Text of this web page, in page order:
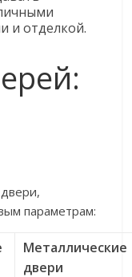
и отделкой.
параметрам:
Металлические
двери